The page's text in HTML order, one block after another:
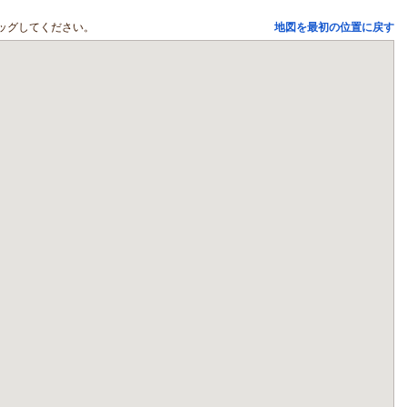
してください。 地図を最初の位置に戻す